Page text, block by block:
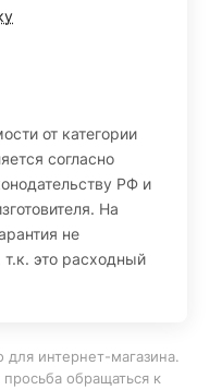
от категории
согласно
РФ и
На
не
это расходный
для интернет-магазина.
обращаться к